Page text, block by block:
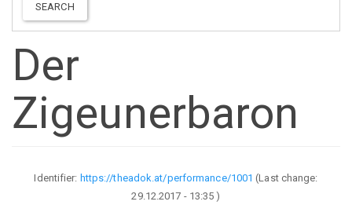
SEARCH
Der
Zigeunerbaron
Identifier: https://theadok.at/performance/1001 (Last change:
29.12.2017 - 13:35 )